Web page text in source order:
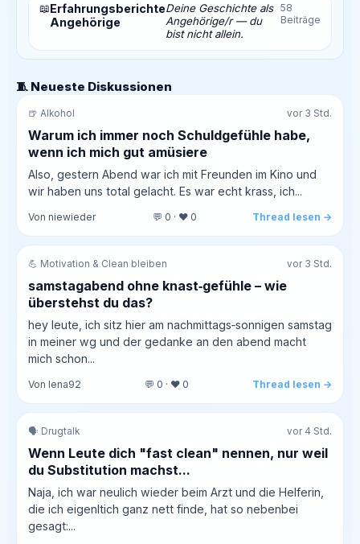
📖Erfahrungsberichte
Angehörige
Deine Geschichte als
Angehörige/r — du
bist nicht allein.
58
Beiträge
🧵 Neueste Diskussionen
🍺 Alkohol vor 3 Std.
Warum ich immer noch Schuldgefühle habe,
wenn ich mich gut amüsiere
Also, gestern Abend war ich mit Freunden im Kino und
wir haben uns total gelacht. Es war echt krass, ich...
Von niewieder 💬 0 · ❤️ 0 Thread lesen →
💪 Motivation & Clean bleiben vor 3 Std.
samstagabend ohne knast‑gefühle – wie
überstehst du das?
hey leute, ich sitz hier am nachmittags‑sonnigen samstag
in meiner wg und der gedanke an den abend macht
mich schon...
Von lena92 💬 0 · ❤️ 0 Thread lesen →
🗣️ Drugtalk vor 4 Std.
Wenn Leute dich "fast clean" nennen, nur weil
du Substitution machst...
Naja, ich war neulich wieder beim Arzt und die Helferin,
die ich eigenltich ganz nett finde, hat so nebenbei
gesagt:...